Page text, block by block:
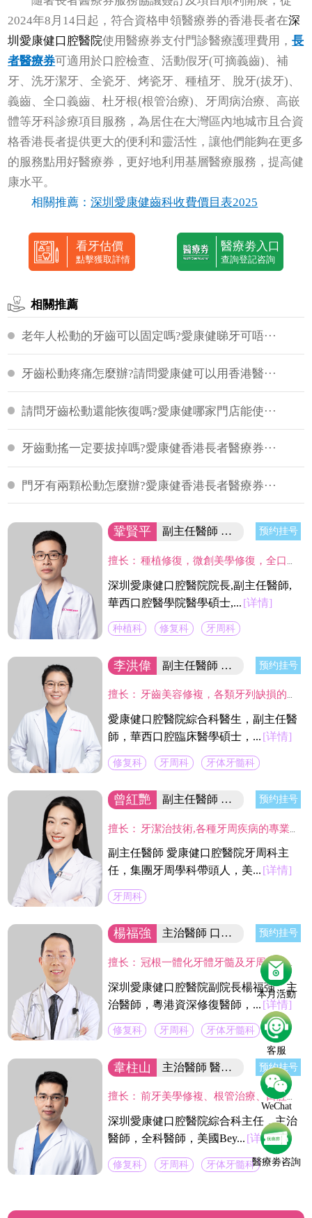
本月活動
客服
WeChat
醫療劵咨詢
2024年8月14日起，符合資格申領醫療券的香港長者在深
圳愛康健口腔醫院使用醫療券支付門診醫療護理費用，長
者醫療券可適用於口腔檢查、活動假牙(可摘義齒)、補
牙、洗牙潔牙、全瓷牙、烤瓷牙、種植牙、脫牙(拔牙)、
義齒、全口義齒、杜牙根(根管治療)、牙周病治療、高嵌
體等牙科診療項目服務，為居住在大灣區內地城市且合資
格香港長者提供更大的便利和靈活性，讓他們能夠在更多
的服務點用好醫療券，更好地利用基層醫療服務，提高健
康水平。
相關推薦：深圳愛康健齒科收費價目表2025
看牙估價
點擊獲取詳情
醫療劵入口
查詢登記咨詢
相關推薦
老年人松動的牙齒可以固定嗎?愛康健睇牙可唔···
牙齒松動疼痛怎麼辦?請問愛康健可以用香港醫···
請問牙齒松動還能恢復嗎?愛康健哪家門店能使···
牙齒動搖一定要拔掉嗎?愛康健香港長者醫療券···
門牙有兩顆松動怎麼辦?愛康健香港長者醫療券···
鞏賢平 副主任醫師 醫院院長/碩士 预约挂号
擅长： 種植修復，微創美學修復，全口咬合重建等；熟練應用口腔顯微鏡並在顯微放大設備下進行種植手術、牙周美學手術及各類修復操作。熟練處理牙周病及牙體缺失、四環素、氟斑牙的全口美學修復工作，對於顯微治療有深入研究，具有豐富的口腔全科診療經驗。
深圳愛康健口腔醫院院長,副主任醫師,
華西口腔醫學院醫學碩士,... [详情]
种植科 修复科 牙周科
李洪偉 副主任醫師 口腔醫學碩士 预约挂号
擅长： 牙齒美容修複，各類牙列缺損的固定及活動義齒的修複、鑄造支架式可摘局部義齒、 數字化修複、種植上部義齒修複等。在口腔數字化修複、口腔色度學、口腔仿生材料等領域進行過深入研究，成績顯著。
愛康健口腔醫院綜合科醫生，副主任醫
師，華西口腔臨床醫學碩士，... [详情]
修复科 牙周科 牙体牙髓科
曾紅艷 副主任醫師 集团牙周學科帶頭人 预约挂号
擅长： 牙潔治技術,各種牙周疾病的專業治療及手術治療(翻瓣術及牙周引導骨組織再造術,龈切除術)及種植體周圍感染疾病的治療。
副主任醫師 愛康健口腔醫院牙周科主
任，集團牙周學科帶頭人，美... [详情]
牙周科
楊福強 主治醫師 口腔醫院副院長 预约挂号
擅长： 冠根一體化牙體牙髓及牙周病的診療，復雜牙的拔除，牙體缺損的嵌體修復，以及烤瓷冠、義齒的修復等方面的診治，在水激光治牙方面有著豐富的臨床經驗。臨床工作中致力於牙體保存，種植修復設計，咬合功能重建，微創美學牙體修復等。
深圳愛康健口腔醫院副院長楊福強，主
治醫師，粵港資深修復醫師，... [详情]
修复科 牙周科 牙体牙髓科
韋柱山 主治醫師 醫院綜合科主任 预约挂号
擅长： 前牙美學修複、根管治療、口腔修複、美容修複等。不僅熟練掌握口腔牙體、牙髓、牙周治療等常見疾病的治療，並在牙齒美白技術上獨具壹格，對修複各種色素牙、氟斑牙、四環素牙、黃牙等有豐富經驗。
深圳愛康健口腔醫院綜合科主任，主治
醫師，全科醫師，美國Bey... [详情]
修复科 牙周科 牙体牙髓科